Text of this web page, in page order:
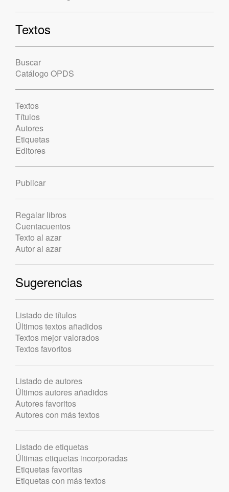
Textos
Buscar
Catálogo OPDS
Textos
Títulos
Autores
Etiquetas
Editores
Publicar
Regalar libros
Cuentacuentos
Texto al azar
Autor al azar
Sugerencias
Listado de títulos
Últimos textos añadidos
Textos mejor valorados
Textos favoritos
Listado de autores
Últimos autores añadidos
Autores favoritos
Autores con más textos
Listado de etiquetas
Últimas etiquetas incorporadas
Etiquetas favoritas
Etiquetas con más textos